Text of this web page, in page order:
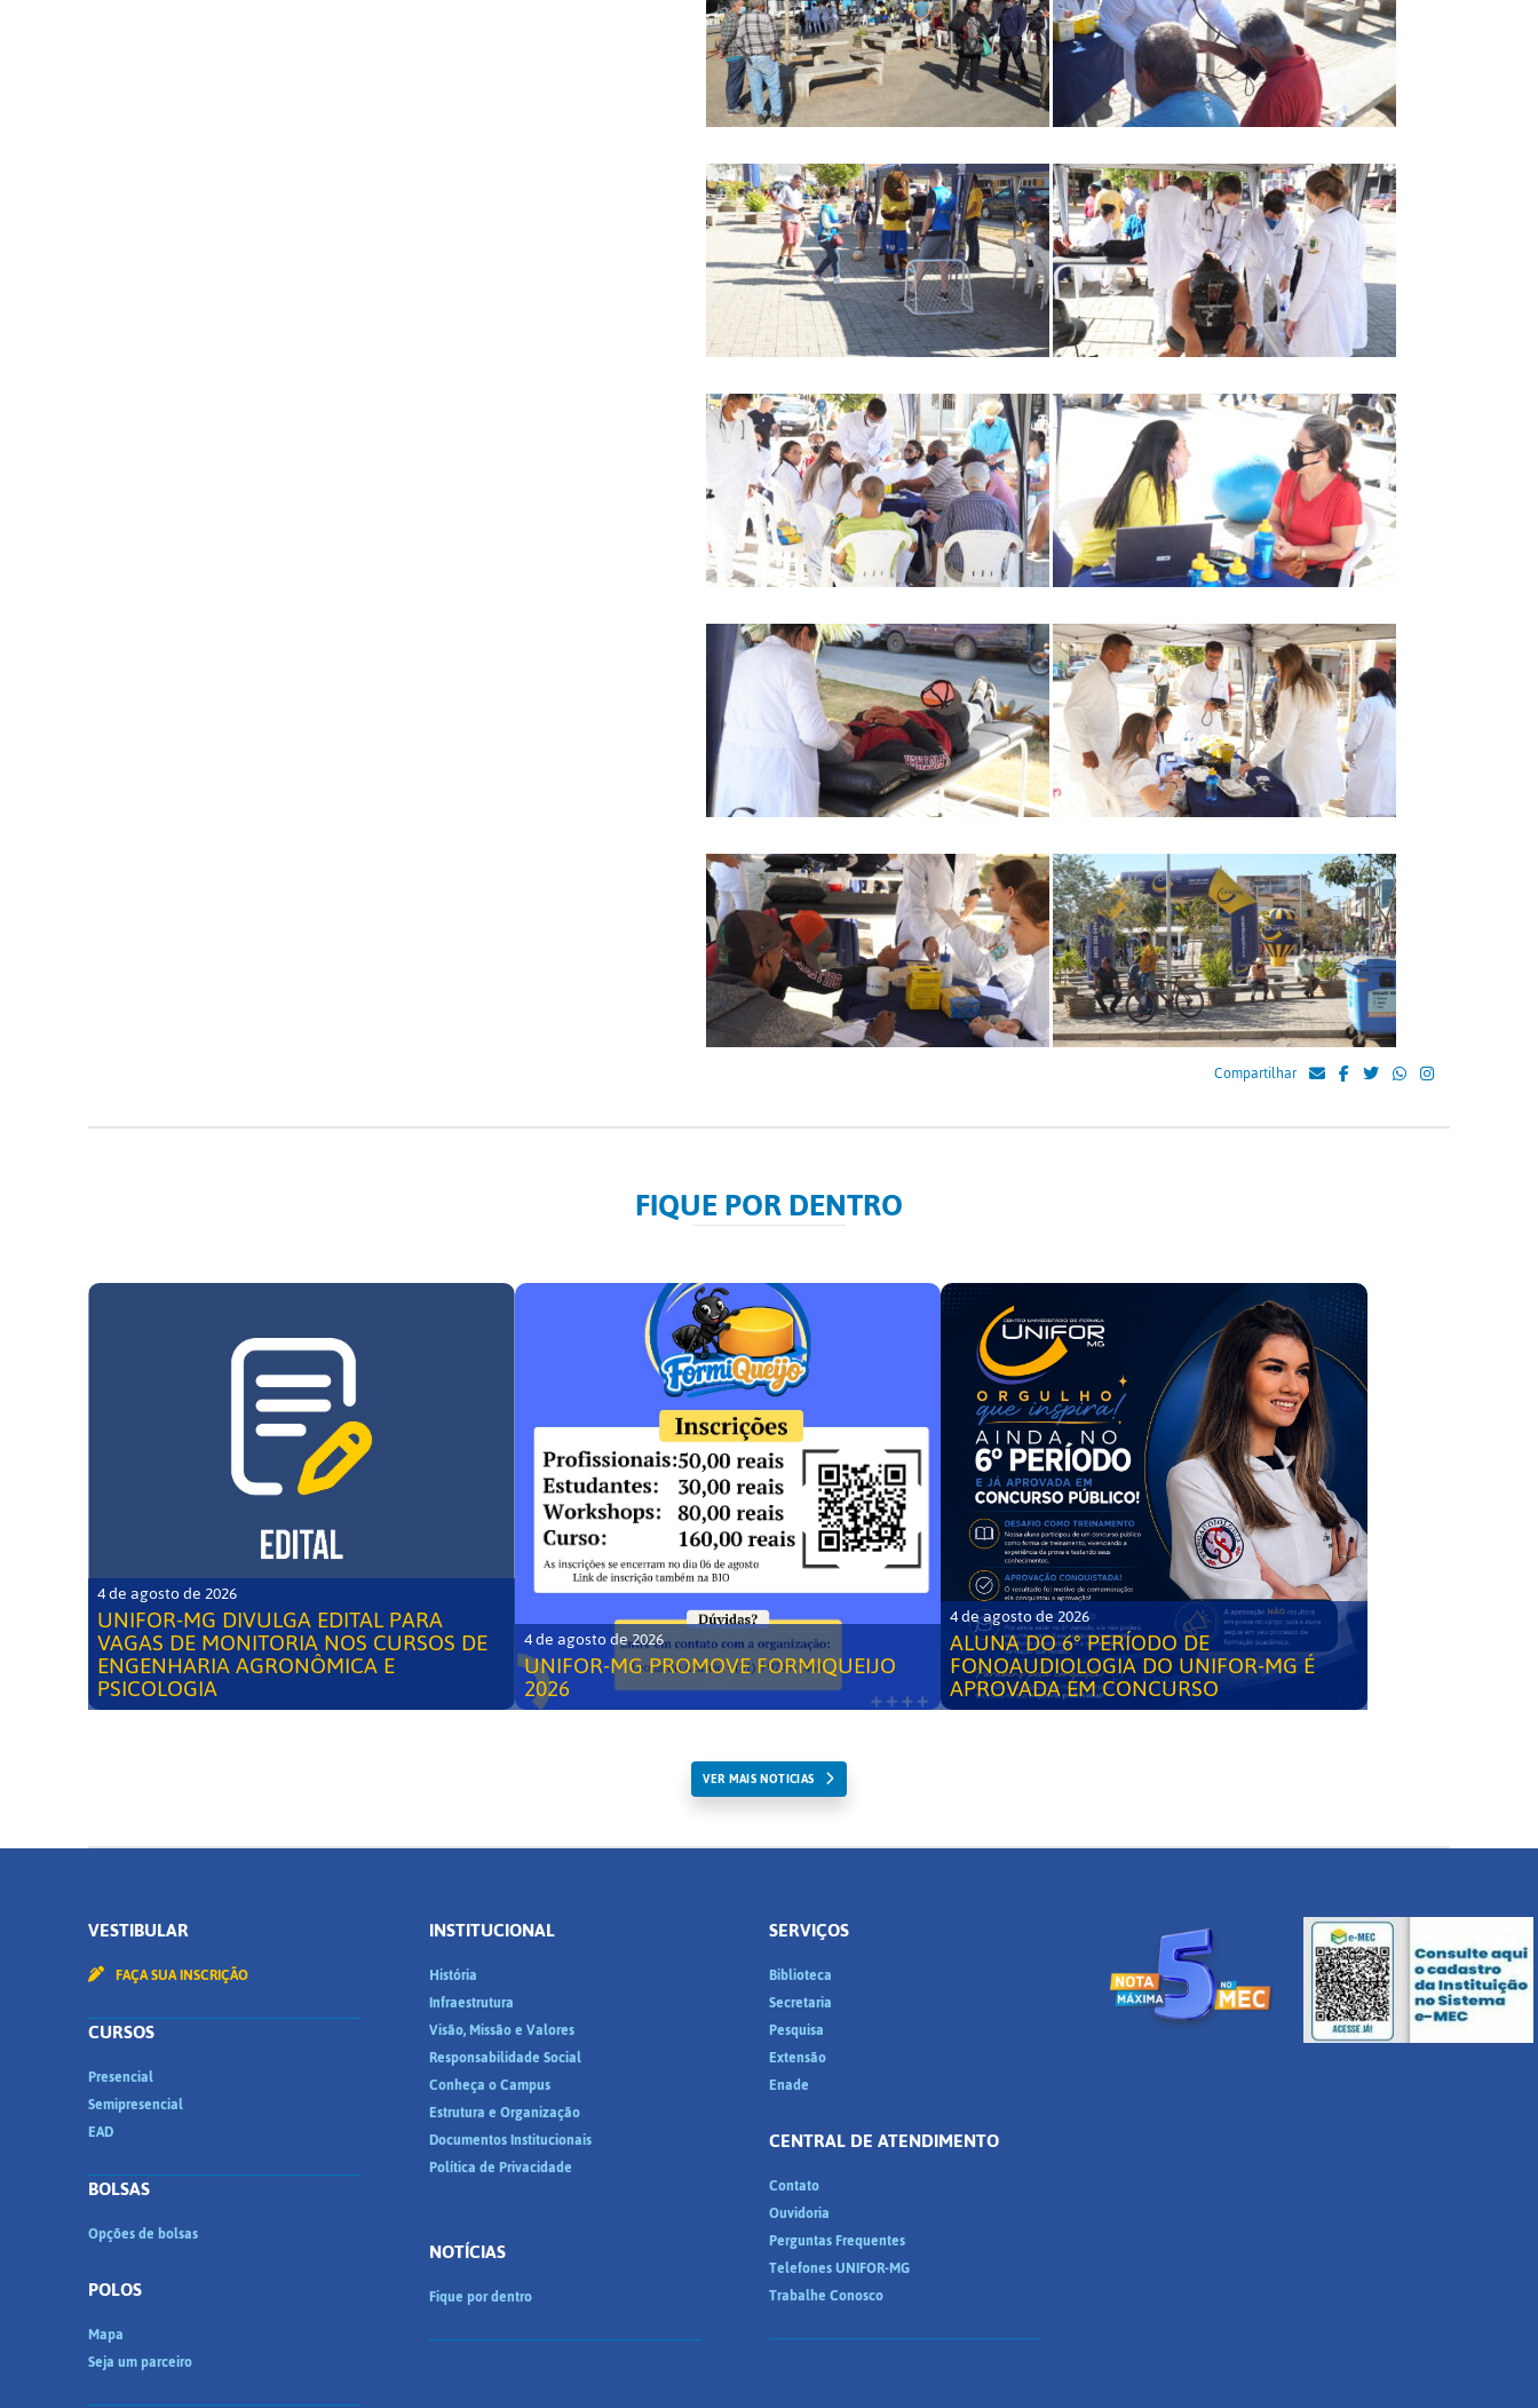
Compartilhar
FIQUE POR DENTRO
4 de agosto de 2026
UNIFOR-MG DIVULGA EDITAL PARA
VAGAS DE MONITORIA NOS CURSOS DE
ENGENHARIA AGRONÔMICA E
PSICOLOGIA
4 de agosto de 2026
UNIFOR-MG PROMOVE FORMIQUEIJO
2026
4 de agosto de 2026
ALUNA DO 6° PERÍODO DE
FONOAUDIOLOGIA DO UNIFOR-MG É
APROVADA EM CONCURSO
VER MAIS NOTICIAS
VESTIBULAR
FAÇA SUA INSCRIÇÃO
CURSOS
Presencial
Semipresencial
EAD
BOLSAS
Opções de bolsas
POLOS
Mapa
Seja um parceiro
INSTITUCIONAL
História
Infraestrutura
Visão, Missão e Valores
Responsabilidade Social
Conheça o Campus
Estrutura e Organização
Documentos Institucionais
Política de Privacidade
NOTÍCIAS
Fique por dentro
SERVIÇOS
Biblioteca
Secretaria
Pesquisa
Extensão
Enade
CENTRAL DE ATENDIMENTO
Contato
Ouvidoria
Perguntas Frequentes
Telefones UNIFOR-MG
Trabalhe Conosco